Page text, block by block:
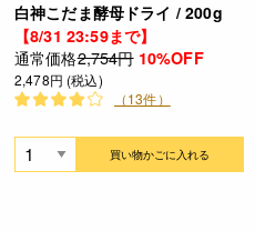
白神こだま酵母ドライ / 200g
【8/31 23:59まで】
通常価格2,754円 10%OFF
2,478円 (税込)
（13件）
買い物かごに入れる